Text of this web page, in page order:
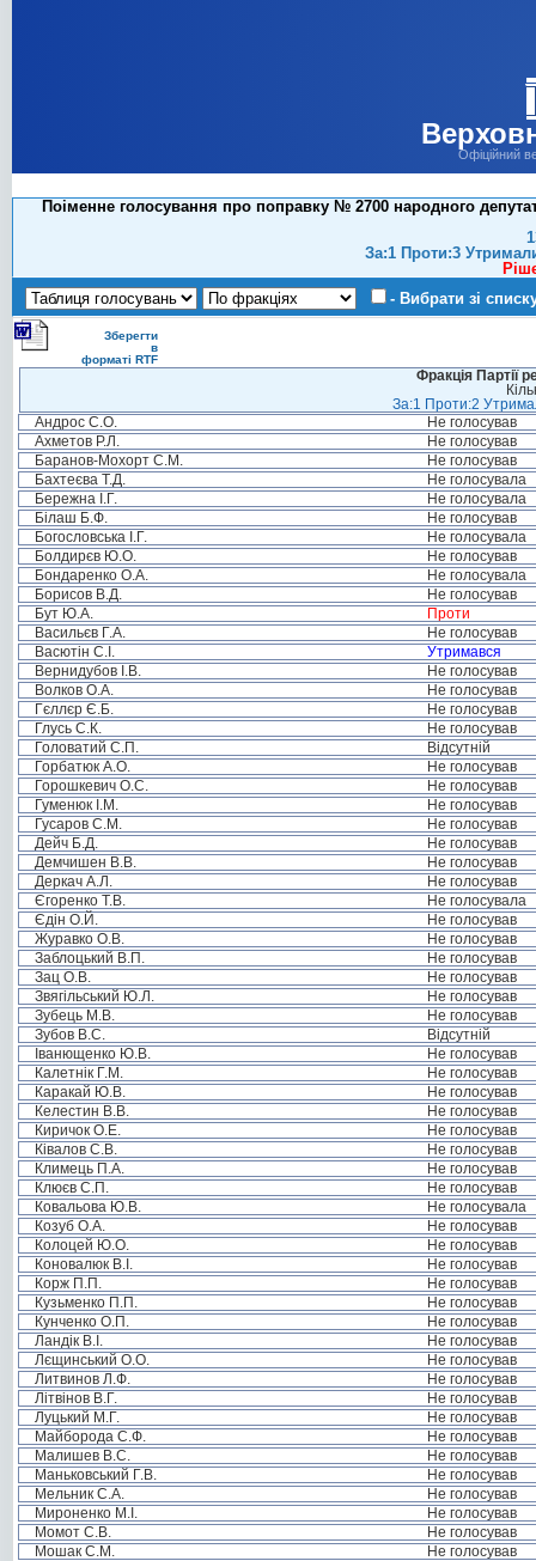
Офіційний
Поіменне голосування про поправку № 2700 народного
За:1 Проти:3
- Вибрати зі
Зберегти
в
форматі RTF
Фракція Партії
За:1 Проти:2
Андрос С.О.
Не голосував
Ахметов Р.Л.
Не голосував
Баранов-Мохорт С.М.
Не голосував
Бахтеєва Т.Д.
Не голосувала
Бережна І.Г.
Не голосувала
Білаш Б.Ф.
Не голосував
Богословська І.Г.
Не голосувала
Болдирєв Ю.О.
Не голосував
Бондаренко О.А.
Не голосувала
Борисов В.Д.
Не голосував
Бут Ю.А.
Проти
Васильєв Г.А.
Не голосував
Васютін С.І.
Утримався
Вернидубов І.В.
Не голосував
Волков О.А.
Не голосував
Гєллєр Є.Б.
Не голосував
Глусь С.К.
Не голосував
Головатий С.П.
Відсутній
Горбатюк А.О.
Не голосував
Горошкевич О.С.
Не голосував
Гуменюк І.М.
Не голосував
Гусаров С.М.
Не голосував
Дейч Б.Д.
Не голосував
Демчишен В.В.
Не голосував
Деркач А.Л.
Не голосував
Єгоренко Т.В.
Не голосувала
Єдін О.Й.
Не голосував
Журавко О.В.
Не голосував
Заблоцький В.П.
Не голосував
Зац О.В.
Не голосував
Звягільський Ю.Л.
Не голосував
Зубець М.В.
Не голосував
Зубов В.С.
Відсутній
Іванющенко Ю.В.
Не голосував
Калетнік Г.М.
Не голосував
Каракай Ю.В.
Не голосував
Келестин В.В.
Не голосував
Киричок О.Е.
Не голосував
Ківалов С.В.
Не голосував
Климець П.А.
Не голосував
Клюєв С.П.
Не голосував
Ковальова Ю.В.
Не голосувала
Козуб О.А.
Не голосував
Колоцей Ю.О.
Не голосував
Коновалюк В.І.
Не голосував
Корж П.П.
Не голосував
Кузьменко П.П.
Не голосував
Кунченко О.П.
Не голосував
Ландік В.І.
Не голосував
Лєщинський О.О.
Не голосував
Литвинов Л.Ф.
Не голосував
Літвінов В.Г.
Не голосував
Луцький М.Г.
Не голосував
Майборода С.Ф.
Не голосував
Малишев В.С.
Не голосував
Маньковський Г.В.
Не голосував
Мельник С.А.
Не голосував
Мироненко М.І.
Не голосував
Момот С.В.
Не голосував
Мошак С.М.
Не голосував